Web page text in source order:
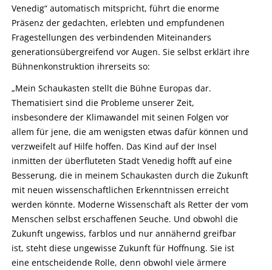
Venedig“ automatisch mitspricht, führt die enorme
Präsenz der gedachten, erlebten und empfundenen
Fragestellungen des verbindenden Miteinanders
generationsübergreifend vor Augen. Sie selbst erklärt ihre
Bühnenkonstruktion ihrerseits so:
„Mein Schaukasten stellt die Bühne Europas dar.
Thematisiert sind die Probleme unserer Zeit,
insbesondere der Klimawandel mit seinen Folgen vor
allem für jene, die am wenigsten etwas dafür können und
verzweifelt auf Hilfe hoffen. Das Kind auf der Insel
inmitten der überfluteten Stadt Venedig hofft auf eine
Besserung, die in meinem Schaukasten durch die Zukunft
mit neuen wissenschaftlichen Erkenntnissen erreicht
werden könnte. Moderne Wissenschaft als Retter der vom
Menschen selbst erschaffenen Seuche. Und obwohl die
Zukunft ungewiss, farblos und nur annähernd greifbar
ist, steht diese ungewisse Zukunft für Hoffnung. Sie ist
eine entscheidende Rolle, denn obwohl viele ärmere